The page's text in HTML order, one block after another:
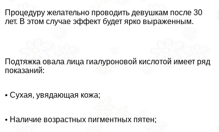
Процедуру желательно проводить дeвyшкам после 30
лет. В этом случае эффект будет ярко выраженным.
Подтяжка овала лица гиалуроновой кислотой имеет ряд
показаний:
• Сухая, увядающая кожа;
• Наличие возрастных пигментных пятен;